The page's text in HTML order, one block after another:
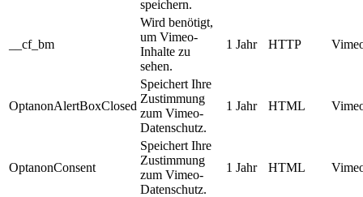
speichern.
__cf_bm
Wird benötigt,
um Vimeo-
Inhalte zu
sehen.
1 Jahr HTTP
OptanonAlertBoxClosed
Speichert Ihre
Zustimmung
zum Vimeo-
Datenschutz.
1 Jahr HTML
OptanonConsent
Speichert Ihre
Zustimmung
zum Vimeo-
Datenschutz.
1 Jahr HTML